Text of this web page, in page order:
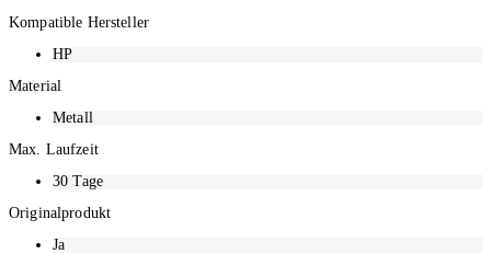
Kompatible Hersteller
HP
Material
Metall
Max. Laufzeit
30Tage
Originalprodukt
Ja